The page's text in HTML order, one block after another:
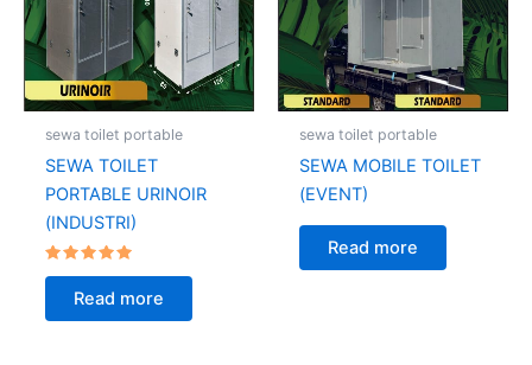
sewa toilet portable
SEWA TOILET
PORTABLE URINOIR
(INDUSTRI)
Rated
5.00
out of 5
Read more
sewa toilet portable
SEWA MOBILE TOILET
(EVENT)
Read more